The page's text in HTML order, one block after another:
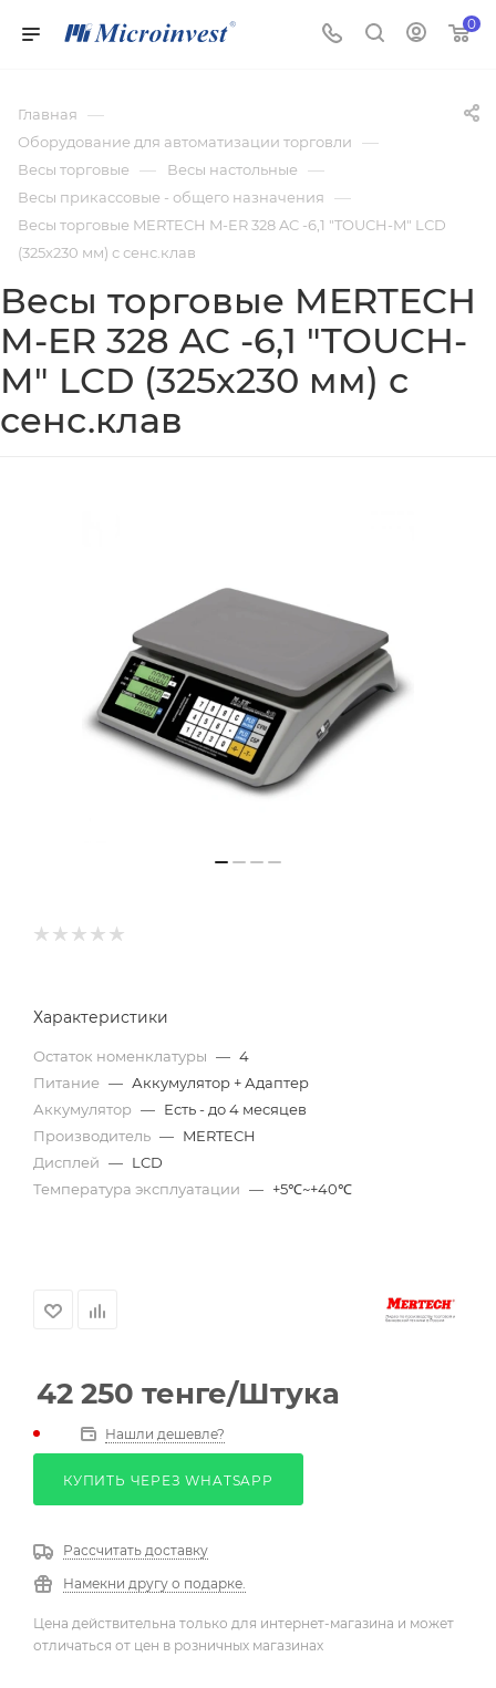
0
Главная —
Оборудование для автоматизации торговли —
Весы торговые — Весы настольные —
Весы прикассовые - общего назначения —
Весы торговые MERTECH M-ER 328 AC -6,1 "TOUCH-M" LСD
(325x230 мм) с сенс.клав
Весы торговые MERTECH
M-ER 328 AC -6,1 "TOUCH-
M" LСD (325x230 мм) с
сенс.клав
Характеристики
Остаток номенклатуры — 4
Питание — Аккумулятор + Адаптер
Аккумулятор — Есть - до 4 месяцев
Производитель — MERTECH
Дисплей — LCD
Температура эксплуатации — +5℃~+40℃
42 250 тенге/Штука
Нашли дешевле?
КУПИТЬ ЧЕРЕЗ WHATSAPP
Рассчитать доставку
Намекни другу о подарке.
Цена действительна только для интернет-магазина и может
отличаться от цен в розничных магазинах